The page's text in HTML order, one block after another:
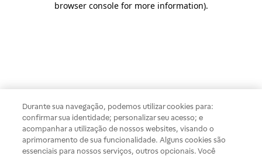
browser console for more information).
Durante sua navegação, podemos utilizar cookies para:
confirmar sua identidade; personalizar seu acesso; e
acompanhar a utilização de nossos websites, visando o
aprimoramento de sua funcionalidade. Alguns cookies são
essenciais para nossos serviços, outros opcionais. Você